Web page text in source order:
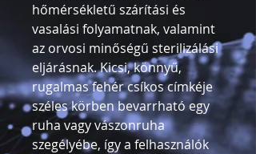
hőmérsékletű szárítási és
vasalási folyamatnak, valamint
az orvosi minőségű sterilizálási
eljárásnak. Kicsi, könnyű,
rugalmas fehér csíkos címkéje
széles körben bevarrható egy
ruha vagy vászonruha
szegélyébe, így a felhasználók